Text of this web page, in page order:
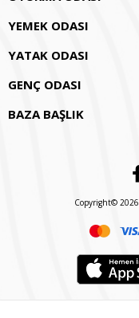
YEMEK ODASI
YATAK ODASI
GENÇ ODASI
BAZA BAŞLIK
Copyright©